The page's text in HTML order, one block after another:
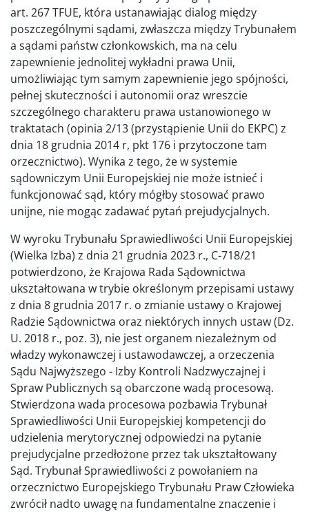
art. 267 TFUE, która ustanawiając dialog między
poszczególnymi sądami, zwłaszcza między Trybunałem
a sądami państw członkowskich, ma na celu
zapewnienie jednolitej wykładni prawa Unii,
umożliwiając tym samym zapewnienie jego spójności,
pełnej skuteczności i autonomii oraz wreszcie
szczególnego charakteru prawa ustanowionego w
traktatach (opinia 2/13 (przystąpienie Unii do EKPC) z
dnia 18 grudnia 2014 r, pkt 176 i przytoczone tam
orzecznictwo). Wynika z tego, że w systemie
sądowniczym Unii Europejskiej nie może istnieć i
funkcjonować sąd, który mógłby stosować prawo
unijne, nie mogąc zadawać pytań prejudycjalnych.
W wyroku Trybunału Sprawiedliwości Unii Europejskiej
(Wielka Izba) z dnia 21 grudnia 2023 r., C-718/21
potwierdzono, że Krajowa Rada Sądownictwa
ukształtowana w trybie określonym przepisami ustawy
z dnia 8 grudnia 2017 r. o zmianie ustawy o Krajowej
Radzie Sądownictwa oraz niektórych innych ustaw (Dz.
U. 2018 r., poz. 3), nie jest organem niezależnym od
władzy wykonawczej i ustawodawczej, a orzeczenia
Sądu Najwyższego - Izby Kontroli Nadzwyczajnej i
Spraw Publicznych są obarczone wadą procesową.
Stwierdzona wada procesowa pozbawia Trybunał
Sprawiedliwości Unii Europejskiej kompetencji do
udzielenia merytorycznej odpowiedzi na pytanie
prejudycjalne przedłożone przez tak ukształtowany
Sąd. Trybunał Sprawiedliwości z powołaniem na
orzecznictwo Europejskiego Trybunału Praw Człowieka
zwrócił nadto uwagę na fundamentalne znaczenie i